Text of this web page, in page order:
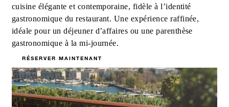
cuisine élégante et contemporaine, fidèle à l’identité
gastronomique du restaurant. Une expérience raffinée,
idéale pour un déjeuner d’affaires ou une parenthèse
gastronomique à la mi‑journée.
RÉSERVER MAINTENANT